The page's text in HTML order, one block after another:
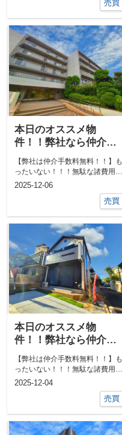
売買
本日のオススメ物
件！！弊社なら仲介手
なる物件あればご相談
ください！！
【弊社は仲介手数料無料！！】も
ったいない！！！無駄な諸費用一
切なし！！①ネットで気になる物
2025-12-06
売買
本日のオススメ物
件！！弊社なら仲介手
数料0円！！他にも気に
なる物件あればご相談
ください！！
【弊社は仲介手数料無料！！】も
ったいない！！！無駄な諸費用一
切なし！！①ネットで気になる物
2025-12-04
売買